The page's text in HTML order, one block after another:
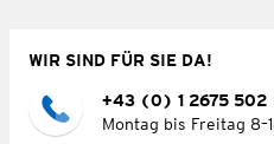
WIR SIND FÜR SIE DA!
+43 (0) 1 2675 502
Montag bis Freitag